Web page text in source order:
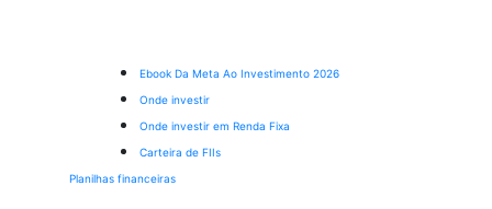
Ebook Da Meta Ao Investimento 2026
Onde investir
Onde investir em Renda Fixa
Carteira de FIIs
Planilhas financeiras